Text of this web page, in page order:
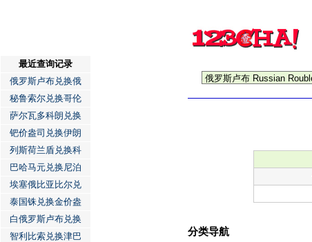
最近查询记录
俄罗斯卢布兑换俄
秘鲁索尔兑换哥伦
萨尔瓦多科朗兑换
钯价盎司兑换伊朗
列斯荷兰盾兑换科
巴哈马元兑换尼泊
埃塞俄比亚比尔兑
泰国铢兑换金价盎
白俄罗斯卢布兑换
智利比索兑换津巴
分类导航